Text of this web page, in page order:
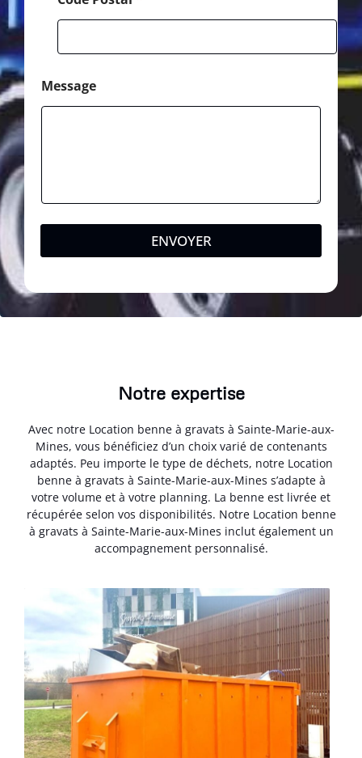
Message
ENVOYER
Notre expertise
Avec notre Location benne à gravats à Sainte-Marie-aux-
Mines, vous bénéficiez d’un choix varié de contenants
adaptés. Peu importe le type de déchets, notre Location
benne à gravats à Sainte-Marie-aux-Mines s’adapte à
votre volume et à votre planning. La benne est livrée et
récupérée selon vos disponibilités. Notre Location benne
à gravats à Sainte-Marie-aux-Mines inclut également un
accompagnement personnalisé.